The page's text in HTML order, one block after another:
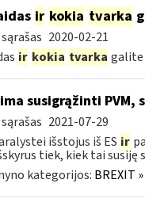
ir kokia tvarka
2020-02-21
ir kokia tvarka galite
susigrąžinti PVM,
2021-07-29
išstojus iš ES ir
tiek, kiek tai susiję
kategorijos: BREXIT